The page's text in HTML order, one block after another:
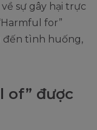
sự gây hại trực
for”
đến tình huống,
of” được